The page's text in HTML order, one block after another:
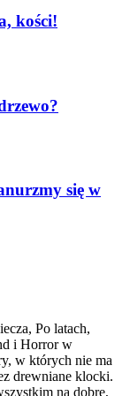
kości!
się w
Po latach,
i Horror w
w których nie ma
drewniane klocki.
na dobre,